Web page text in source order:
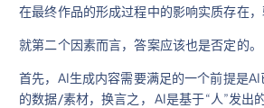
在最终作品的形成过程中的影响实质存在，
就第二个因素而言，答案应该也是否定的。
首先，AI生成内容需要满足的一个前提是AI
的数据/素材，换言之， AI是基于“人”发出